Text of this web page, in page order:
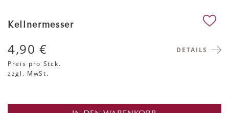
Kellnermesser
DETAILS
4,90 €
Preis pro Stck.
zzgl. MwSt.